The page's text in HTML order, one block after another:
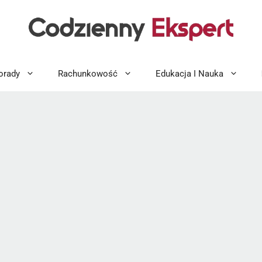
Rachunkowość Edukacja I Nauka